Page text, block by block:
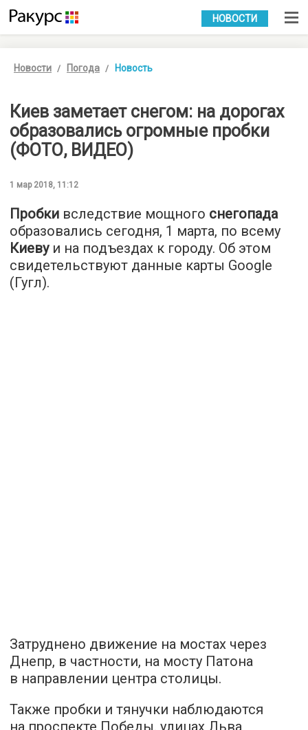
УКР РУС
НОВОСТИ
Новости Погода Новость
Киев заметает снегом: на дорогах
образовались огромные пробки
(ФОТО, ВИДЕО)
1 мар 2018, 11:12
Пробки вследствие мощного снегопада
образовались сегодня, 1 марта, по всему
Киевуи на подъездах к городу. Об этом
свидетельствуют данные карты Google
(Гугл).
Затруднено движение на мостах через
Днепр, в частности, на мосту Патона
в направлении центра столицы.
Также пробки и тянучки наблюдаются
на проспекте Победы, улицах Льва